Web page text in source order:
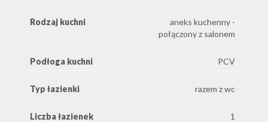
Rodzaj kuchni
aneks kuchenny -
połączony z salonem
Podłoga kuchni PCV
Typ łazienki razem z wc
Liczba łazienek 1